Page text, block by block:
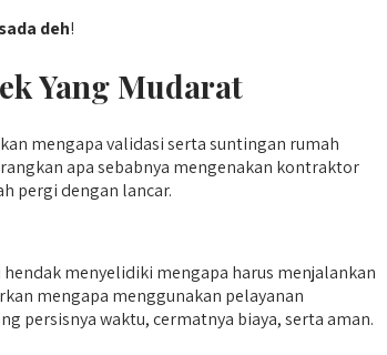
deh!
Yang Mudarat
mengapa validasi serta suntingan rumah
apa sebabnya mengenakan kontraktor
pergi dengan lancar.
menyelidiki mengapa harus menjalankan
mengapa menggunakan pelayanan
persisnya waktu, cermatnya biaya, serta aman.